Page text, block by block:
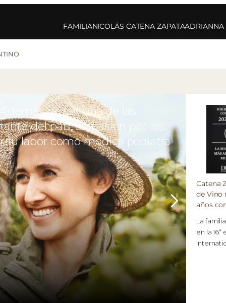
FAMILIANICOLÁS CATENA ZAPATAADRIANNA
Para ir más allá del Malbec, hay que
artículo analiza en profundidad la forma
el Catena Institute of Wine han
suelos de Mendoza.
Catena
de Vino
años
La
en la